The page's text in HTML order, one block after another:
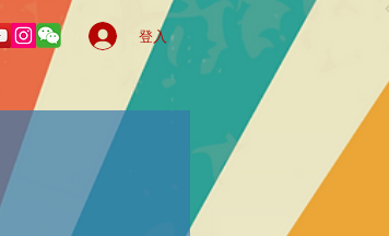
登入